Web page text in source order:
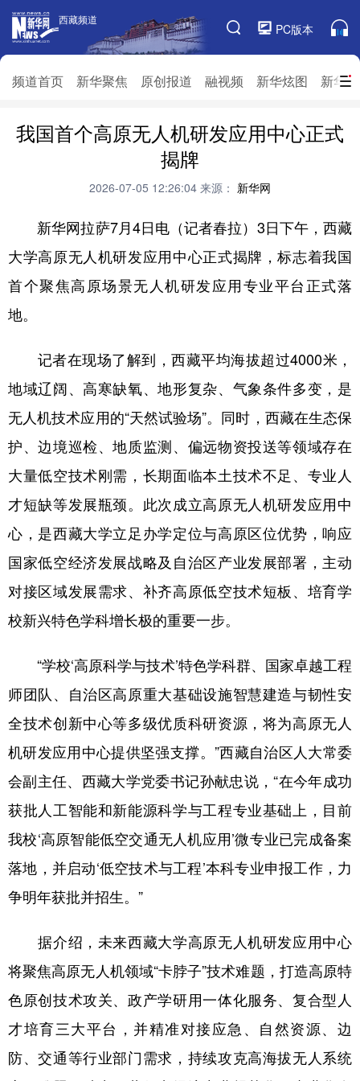
西藏频道
PC版本
频道首页 新华聚焦 原创报道 融视频 新华炫图 新华
西藏频道
频道栏目
频道首页 新华聚焦 原创报道
融视频
新华访谈 新华云直播
生态西藏 文化旅游
推广信息
我国首个高原无人机研发应用中心正式
揭牌
2026-07-05 12:26:04 来源： 新华网
新华网拉萨7月4日电（记者春拉）3日下午，西藏
大学高原无人机研发应用中心正式揭牌，标志着我国
首个聚焦高原场景无人机研发应用专业平台正式落
地。
记者在现场了解到，西藏平均海拔超过4000米，
地域辽阔、高寒缺氧、地形复杂、气象条件多变，是
无人机技术应用的“天然试验场”。同时，西藏在生态保
护、边境巡检、地质监测、偏远物资投送等领域存在
大量低空技术刚需，长期面临本土技术不足、专业人
才短缺等发展瓶颈。此次成立高原无人机研发应用中
心，是西藏大学立足办学定位与高原区位优势，响应
国家低空经济发展战略及自治区产业发展部署，主动
对接区域发展需求、补齐高原低空技术短板、培育学
校新兴特色学科增长极的重要一步。
“学校‘高原科学与技术’特色学科群、国家卓越工程
师团队、自治区高原重大基础设施智慧建造与韧性安
全技术创新中心等多级优质科研资源，将为高原无人
机研发应用中心提供坚强支撑。”西藏自治区人大常委
会副主任、西藏大学党委书记孙献忠说，“在今年成功
获批人工智能和新能源科学与工程专业基础上，目前
我校‘高原智能低空交通无人机应用’微专业已完成备案
落地，并启动‘低空技术与工程’本科专业申报工作，力
争明年获批并招生。”
据介绍，未来西藏大学高原无人机研发应用中心
将聚焦高原无人机领域“卡脖子”技术难题，打造高原特
色原创技术攻关、政产学研用一体化服务、复合型人
才培育三大平台，并精准对接应急、自然资源、边
防、交通等行业部门需求，持续攻克高海拔无人系统